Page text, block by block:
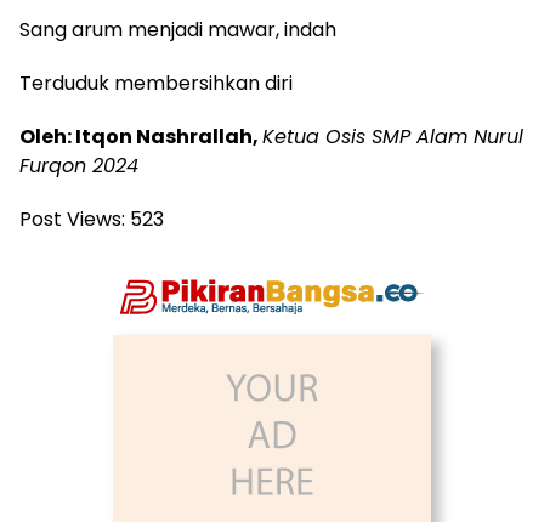
Sang arum menjadi mawar, indah
Terduduk membersihkan diri
Oleh: Itqon Nashrallah,Ketua Osis SMP Alam Nurul
Furqon 2024
Post Views: 523